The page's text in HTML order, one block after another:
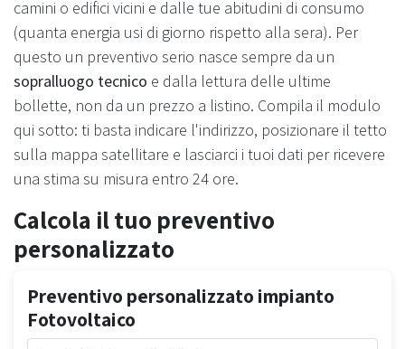
camini o edifici vicini e dalle tue abitudini di consumo
(quanta energia usi di giorno rispetto alla sera). Per
questo un preventivo serio nasce sempre da un
sopralluogo tecnico e dalla lettura delle ultime
bollette, non da un prezzo a listino. Compila il modulo
qui sotto: ti basta indicare l'indirizzo, posizionare il tetto
sulla mappa satellitare e lasciarci i tuoi dati per ricevere
una stima su misura entro 24 ore.
Calcola il tuo preventivo
personalizzato
Preventivo personalizzato impianto
Fotovoltaico